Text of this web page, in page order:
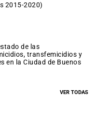
2015-2020)
de las
transfemicidios y
en la Ciudad de Buenos
VER TODAS